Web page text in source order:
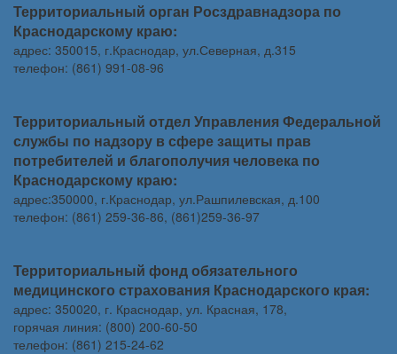
Территориальный орган Росздравнадзора по
Краснодарскому краю:
адрес: 350015, г.Краснодар, ул.Северная, д.315
телефон: (861) 991-08-96
Территориальный отдел Управления Федеральной
службы по надзору в сфере защиты прав
потребителей и благополучия человека по
Краснодарскому краю:
адрес:350000, г.Краснодар, ул.Рашпилевская, д.100
телефон: (861) 259-36-86, (861)259-36-97
Территориальный фонд обязательного
медицинского страхования Краснодарского края:
адрес: 350020, г. Краснодар, ул. Красная, 178,
горячая линия: (800) 200-60-50
телефон: (861) 215-24-62